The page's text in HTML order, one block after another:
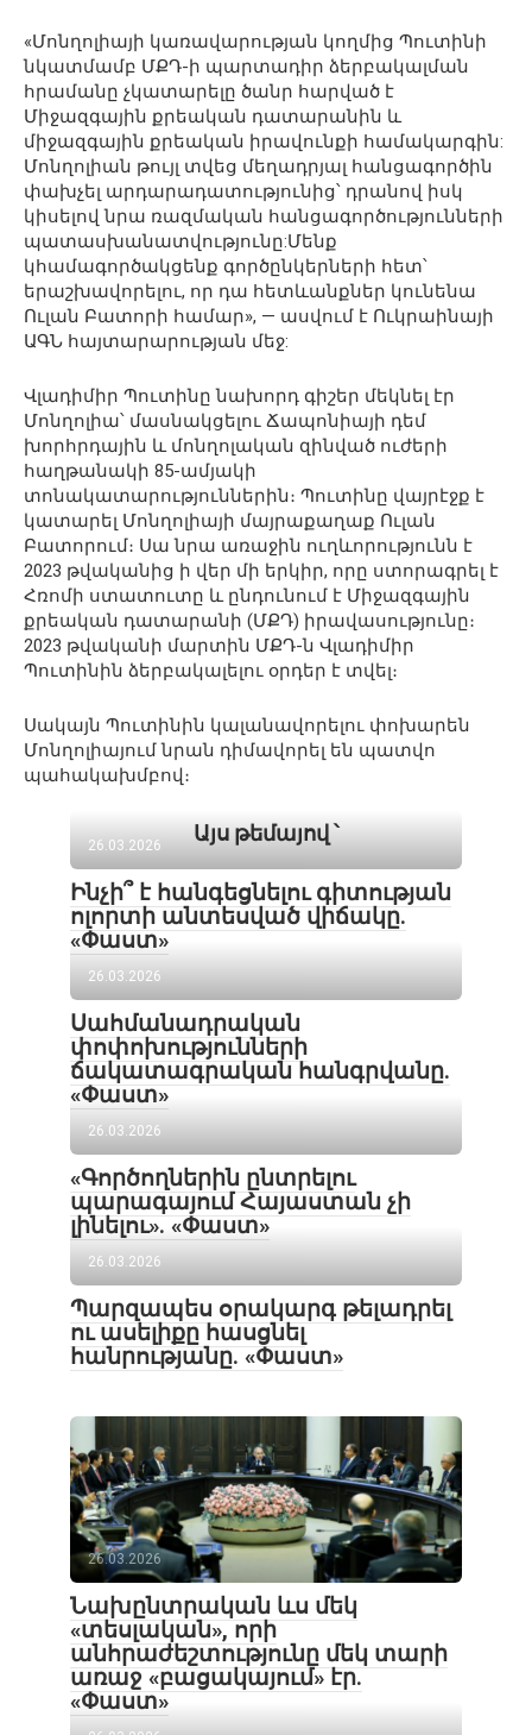
«Մոնղոլիայի կառավարության կողմից Պուտինի
նկատմամբ ՄՔԴ-ի պարտադիր ձերբակալման
հրամանը չկատարելը ծանր հարված է
Միջազգային քրեական դատարանին և
միջազգային քրեական իրավունքի համակարգին:
Մոնղոլիան թույլ տվեց մեղադրյալ հանցագործին
փախչել արդարադատությունից՝ դրանով իսկ
կիսելով նրա ռազմական հանցագործությունների
պատասխանատվությունը:Մենք
կհամագործակցենք գործընկերների հետ՝
երաշխավորելու, որ դա հետևանքներ կունենա
Ուլան Բատորի համար», — ասվում է Ուկրաինայի
ԱԳՆ հայտարարության մեջ:
Վլադիմիր Պուտինը նախորդ գիշեր մեկնել էր
Մոնղոլիա՝ մասնակցելու Ճապոնիայի դեմ
խորհրդային և մոնղոլական զինված ուժերի
հաղթանակի 85-ամյակի
տոնակատարություններին։ Պուտինը վայրէջք է
կատարել Մոնղոլիայի մայրաքաղաք Ուլան
Բատորում։ Սա նրա առաջին ուղևորությունն է
2023 թվականից ի վեր մի երկիր, որը ստորագրել է
Հռոմի ստատուտը և ընդունում է Միջազգային
քրեական դատարանի (ՄՔԴ) իրավասությունը։
2023 թվականի մարտին ՄՔԴ-ն Վլադիմիր
Պուտինին ձերբակալելու օրդեր է տվել։
Սակայն Պուտինին կալանավորելու փոխարեն
Մոնղոլիայում նրան դիմավորել են պատվո
պահակախմբով։
Այս թեմայով ՝
26.03.2026
Ինչի՞ է հանգեցնելու գիտության
ոլորտի անտեսված վիճակը.
«Փաստ»
26.03.2026
Սահմանադրական
փոփոխությունների
ճակատագրական հանգրվանը.
«Փաստ»
26.03.2026
«Գործողներին ընտրելու
պարագայում Հայաստան չի
լինելու». «Փաստ»
26.03.2026
Պարզապես օրակարգ թելադրել
ու ասելիքը հասցնել
հանրությանը. «Փաստ»
26.03.2026
Նախընտրական ևս մեկ
«տեսլական», որի
անհրաժեշտությունը մեկ տարի
առաջ «բացակայում» էր.
«Փաստ»